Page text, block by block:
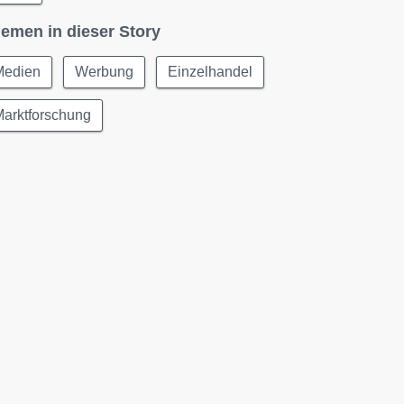
in dieser Story
Werbung Einzelhandel